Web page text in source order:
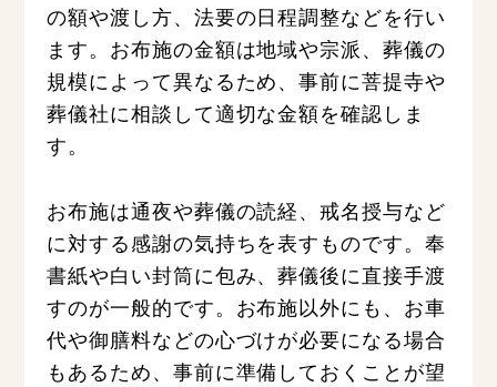
の額や渡し方、法要の日程調整などを行い
ます。お布施の金額は地域や宗派、葬儀の
規模によって異なるため、事前に菩提寺や
葬儀社に相談して適切な金額を確認しま
す。
お布施は通夜や葬儀の読経、戒名授与など
に対する感謝の気持ちを表すものです。奉
書紙や白い封筒に包み、葬儀後に直接手渡
すのが一般的です。お布施以外にも、お車
代や御膳料などの心づけが必要になる場合
もあるため、事前に準備しておくことが望